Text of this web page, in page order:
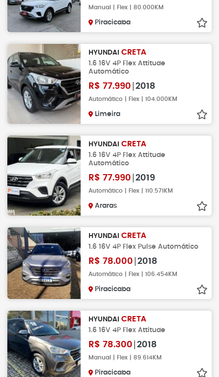
Manual | Flex | 80.000KM
Piracicaba
HYUNDAI CRETA
1.6 16V 4P Flex Attitude
Automático
R$ 77.990 2018
Automático | Flex | 104.000KM
Limeira
HYUNDAI CRETA
1.6 16V 4P Flex Attitude
Automático
R$ 77.990 2019
Automático | Flex | 110.571KM
Araras
HYUNDAI CRETA
1.6 16V 4P Flex Pulse Automático
R$ 78.000 2018
Automático | Flex | 106.454KM
Piracicaba
HYUNDAI CRETA
1.6 16V 4P Flex Attitude
R$ 78.300 2018
Manual | Flex | 89.614KM
Piracicaba